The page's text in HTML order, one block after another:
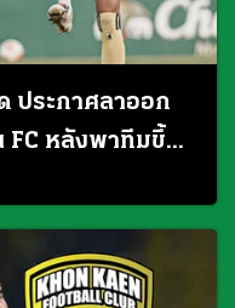
FC หลังพาทีมขึ้น